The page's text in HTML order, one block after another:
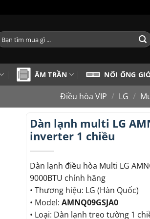
ÂM TRẦN NỐI ỐNG
Điều hòa VIP / LG /
Dàn lạnh multi LG
inverter 1 chiều
Dàn lạnh điều hòa Multi LG
9000BTU chính hãng
• Thương hiệu: LG (Hàn Quốc)
• Model: AMNQ09GSJA0
• Loại: Dàn lạnh treo tường 1